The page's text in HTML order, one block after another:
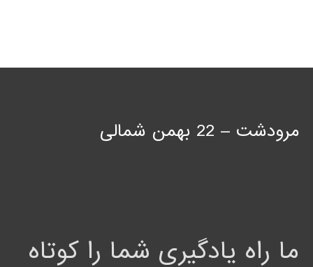
مرودشت – 22 بهمن شمالی
ما راه یادگیری شما را کوتاه